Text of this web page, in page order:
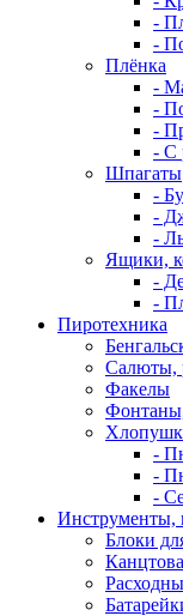
-
-
Плёнка
-
-
-
- С
Шпагаты
-
-
-
Ящики,
-
-
Пиротехника
Салюты,
Факелы
-
-
-
Инструменты,
Блоки